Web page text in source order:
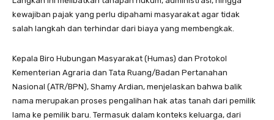
kewajiban pajak yang perlu dipahami masyarakat agar tidak
salah langkah dan terhindar dari biaya yang membengkak.
Kepala Biro Hubungan Masyarakat (Humas) dan Protokol
Kementerian Agraria dan Tata Ruang/Badan Pertanahan
Nasional (ATR/BPN), Shamy Ardian, menjelaskan bahwa balik
nama merupakan proses pengalihan hak atas tanah dari pemilik
lama ke pemilik baru. Termasuk dalam konteks keluarga, dari